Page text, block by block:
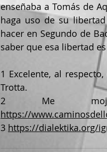
enseñaba a Tomás de
haga uso de su
hacer en Segundo de
saber que esa libertad
1 Excelente, al
Trotta.
2 Me
https://
3 https://dialektika.org/